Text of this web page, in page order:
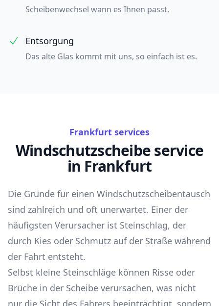
Scheibenwechsel wann es Ihnen passt.
Entsorgung
Das alte Glas kommt mit uns, so einfach ist es.
Frankfurt services
Windschutzscheibe service
in Frankfurt
Die Gründe für einen Windschutzscheibentausch
sind zahlreich und oft unerwartet. Einer der
häufigsten Verursacher ist Steinschlag, der
durch Kies oder Schmutz auf der Straße während
der Fahrt entsteht.
Selbst kleine Steinschläge können Risse oder
Brüche in der Scheibe verursachen, was nicht
nur die Sicht des Fahrers beeinträchtigt, sondern